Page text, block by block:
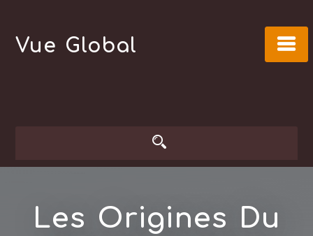
content
Vue Global
Les Origines Du